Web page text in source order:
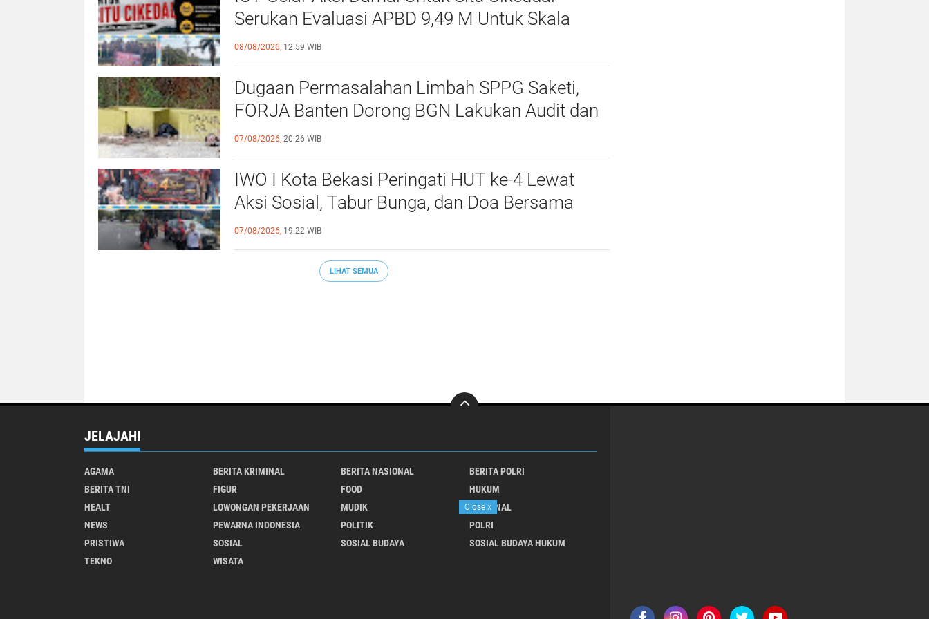
Serukan Evaluasi APBD 9,49 M Untuk Skala
Prioritaskan Kebutuhan Dasar Masyarakat
Belum Saat nya Butuh Kawasa
08/08/2026, 12:59 WIB
Dugaan Permasalahan Limbah SPPG Saketi,
FORJA Banten Dorong BGN Lakukan Audit dan
Evaluasi Korcam
07/08/2026, 20:26 WIB
IWO I Kota Bekasi Peringati HUT ke-4 Lewat
Aksi Sosial, Tabur Bunga, dan Doa Bersama
untuk Almarhum Anggota
07/08/2026, 19:22 WIB
LIHAT SEMUA
JELAJAHI
AGAMA BERITA KRIMINAL BERITA NASIONAL
BERITA POLRI
BERITA TNI
FIGUR FOOD
HUKUM
HEALT
LOWONGAN PEKERJAAN MUDIK
NASIONAL
NEWS
PEWARNA INDONESIA POLITIK
POLRI
PRISTIWA
SOSIAL SOSIAL BUDAYA
SOSIAL BUDAYA HUKUM
TEKNO
WISATA
Close x